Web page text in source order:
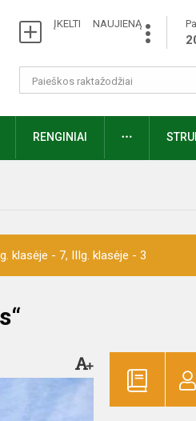
ĮKELTI NAUJIENĄ
RENGINIAI
klasėje - 7, IIIg. klasėje - 3